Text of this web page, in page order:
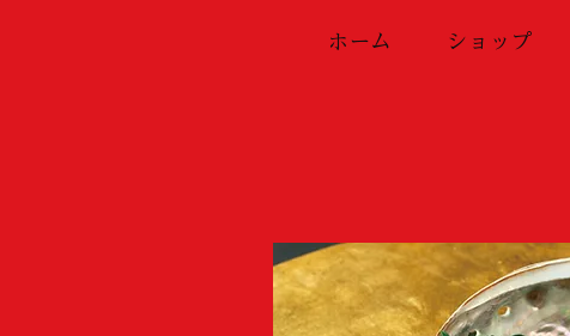
ホーム ショップ